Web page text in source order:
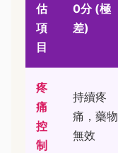
估
項
目
0分 (極
差)
疼
痛
控
制
持續疼
痛，藥物
無效